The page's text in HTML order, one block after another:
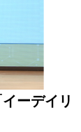
ーデイリ